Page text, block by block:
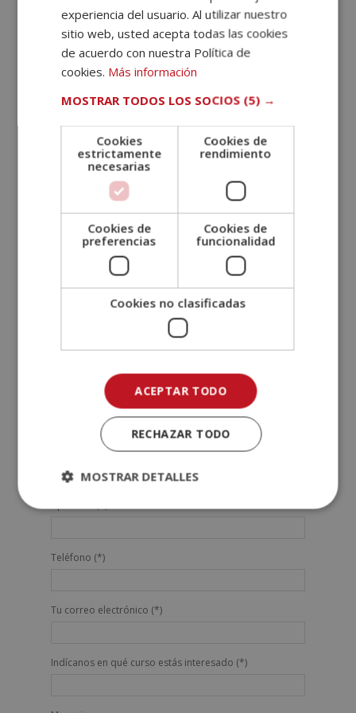
compradores.
– Multar a los padres de los menores que
beban
El parlamento propone también extender las multas a
Menor. No obstante, apunta a que las sanciones
reeducativas de padres e hijos.
¿Qué opináis? ¿Os parecen unas medidas eficaces
para luchar contra este problema de salud pública?
Si te interesa aprender más sobre salud pública te
recomendamos el
Máster en trabajo social + máster
SOLICITA MÁS INFORMACIÓN
Teléfono (*)
Tu correo electrónico (*)
Indícanos en qué curso estás interesado (*)
experiencia del usuario. Al utilizar nuestro
sitio web, usted acepta todas las cookies
de acuerdo con nuestra Política de
cookies. Más información
MOSTRAR TODOS LOS SOCIOS (5) →
Cookies
estrictamente
necesarias
Cookies de
rendimiento
Cookies de
preferencias
Cookies de
funcionalidad
Cookies no clasificadas
ACEPTAR TODO
RECHAZAR TODO
MOSTRAR DETALLES